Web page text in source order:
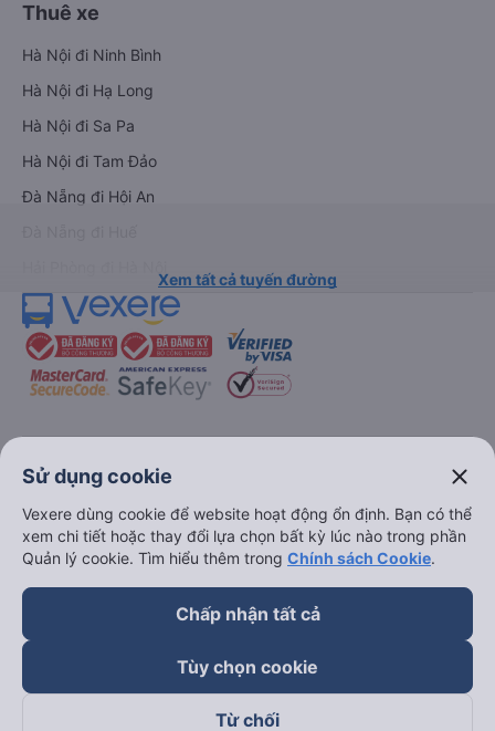
Thuê xe
Hà Nội đi Ninh Bình
Hà Nội đi Hạ Long
Hà Nội đi Sa Pa
Hà Nội đi Tam Đảo
Đà Nẵng đi Hội An
Xem tất cả tuyến đường
keyboard_arrow_down
Về chúng tôi
keyboard_arrow_down
Hỗ trợ
keyboard_arrow_down
Trở thành đối tác
Đối tác thanh toán
Sử dụng cookie close
Vexere dùng cookie để website hoạt động ổn định. Bạn có thể
xem chi tiết hoặc thay đổi lựa chọn bất kỳ lúc nào trong phần
Quản lý cookie. Tìm hiểu thêm trong Chính sách Cookie.
Chấp nhận tất cả
Tùy chọn cookie
Từ chối